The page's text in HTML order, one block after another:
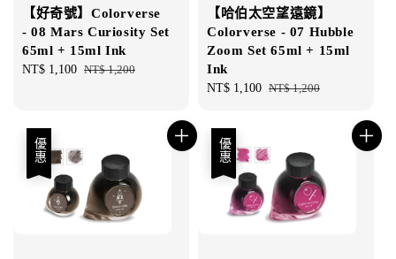
【好奇號】Colorverse
- 08 Mars Curiosity Set
65ml + 15ml Ink
Sale
NT$ 1,100 Regular
NT$ 1,200
【哈伯太空望遠鏡】
Colorverse - 07 Hubble
Zoom Set 65ml + 15ml
Ink
Sale
NT$ 1,100 Regular
NT$ 1,200
優惠 優惠